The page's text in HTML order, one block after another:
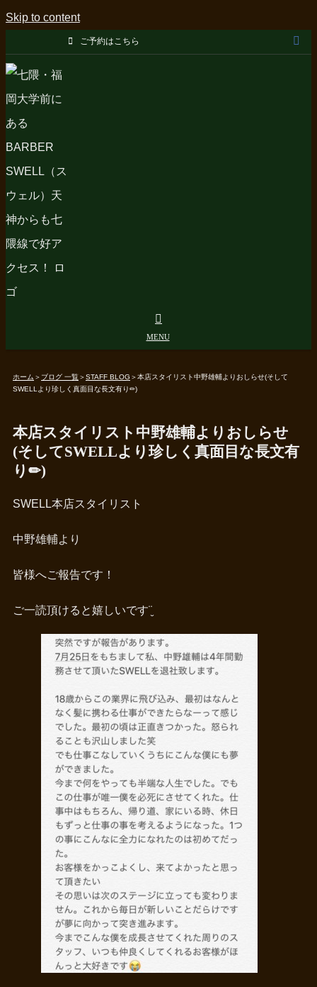
Skip to content
ご予約はこちら
ホーム ＞ ブログ 一覧＞STAFF BLOG ＞本店スタイリスト中野雄輔よりおしらせ(そして
SWELLより珍しく真面目な長文有り✏︎)
本店スタイリスト中野雄輔よりおしらせ
(そしてSWELLより珍しく真面目な長文有
り✏︎)
SWELL本店スタイリスト
中野雄輔より
皆様へご報告です！
ご一読頂けると嬉しいです¨̮